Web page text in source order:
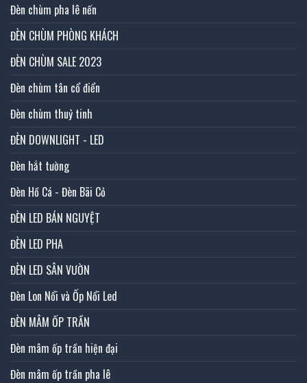
Đèn chùm pha lê nến
ĐÈN CHÙM PHÒNG KHÁCH
ĐÈN CHÙM SALE 2023
Đèn chùm tân cổ điển
Đèn chùm thuỷ tinh
ĐÈN DOWNLIGHT - LED
Đèn hắt tường
Đèn Hồ Cá - Đèn Bãi Cỏ
ĐÈN LED BÁN NGUYỆT
ĐÈN LED PHA
ĐÈN LED SÂN VƯỜN
Đèn Lon Nổi và Ốp Nổi Led
ĐÈN MÂM ỐP TRẦN
Đèn mâm ốp trần hiện đại
Đèn mâm ốp trần pha lê